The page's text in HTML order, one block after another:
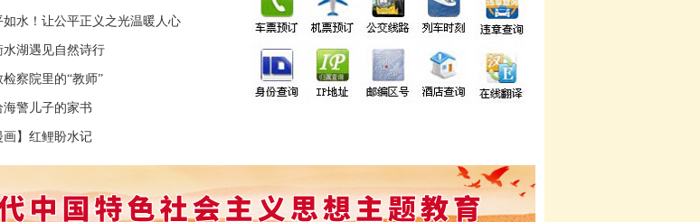
如水！让公平正义之光温暖人心
水湖遇见自然诗行
检察院里的“教师”
海警儿子的家书
画】红鲤盼水记